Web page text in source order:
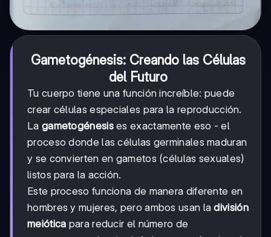
Gametogénesis: Creando las Células
del Futuro
Tu cuerpo tiene una función increíble: puede
crear células especiales para la reproducción.
La gametogénesises exactamente eso - el
proceso donde las células germinales maduran
y se convierten en gametos (células sexuales)
listos para la acción.
Este proceso funciona de manera diferente en
hombres y mujeres, pero ambos usan ladivisión
meiótica para reducir el número de